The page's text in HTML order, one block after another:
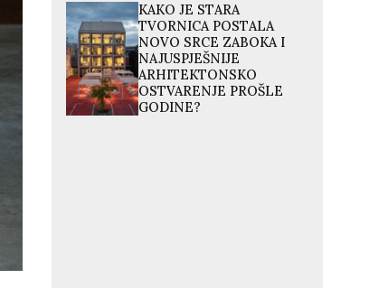
KAKO JE STARA
TVORNICA POSTALA
NOVO SRCE ZABOKA I
NAJUSPJEŠNIJE
ARHITEKTONSKO
OSTVARENJE PROŠLE
GODINE?